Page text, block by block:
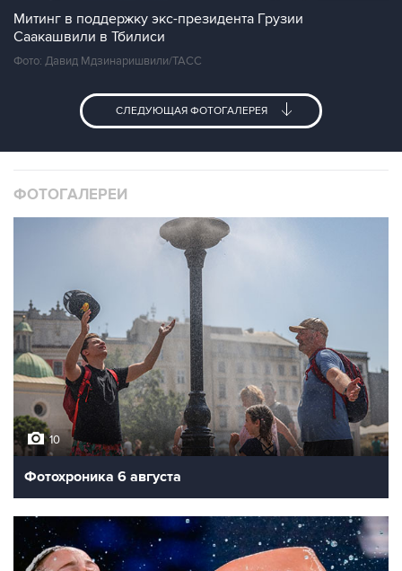
Митинг в поддержку экс-президента Грузии
Саакашвили в Тбилиси
Фото: Давид Мдзинаришвили/ТАСС
СЛЕДУЮЩАЯ ФОТОГАЛЕРЕЯ
ФОТОГАЛЕРЕИ
10
Фотохроника 6 августа